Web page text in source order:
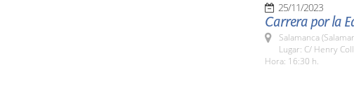
25/11/2023
Carrera por la
Salamanca
Lugar: C/ Henry
Hora: 16:30 h.